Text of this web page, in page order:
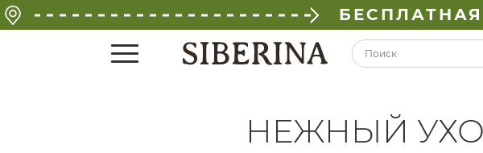
НЕЖНЫЙ